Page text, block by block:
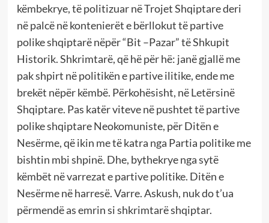
këmbekrye, të politizuar në Trojet Shqiptare deri
në palcë në kontenierët e bërllokut të partive
polike shqiptarë nëpër “Bit –Pazar” të Shkupit
Historik. Shkrimtarë, që hë për hë: janë gjallë me
pak shpirt në politikën e partive ilitike, ende me
brekët nëpër këmbë. Përkohësisht, në Letërsinë
Shqiptare. Pas katër viteve në pushtet të partive
polike shqiptare Neokomuniste, për Ditën e
Nesërme, që ikin me të katra nga Partia politike me
bishtin mbi shpinë. Dhe, bythekrye nga sytë
këmbët në varrezat e partive politike. Ditën e
Nesërme në harresë. Varre. Askush, nuk do t’ua
përmendë as emrin si shkrimtarë shqiptar.